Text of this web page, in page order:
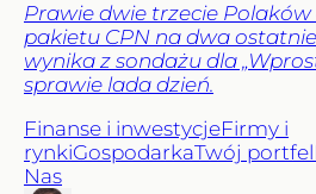
Prawie dwie trzecie
pakietu CPN na dwa
wynika z sondażu dla
sprawie lada dzień.
Finanse i inwestycjeFirmy i
rynkiGospodarkaTwój portfel
Nas